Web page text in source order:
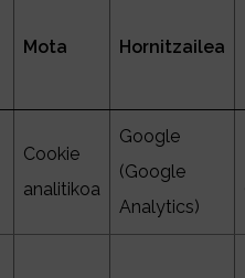
Mota Hornitzailea
Cookie
analitikoa
Google
(Google
Analytics)